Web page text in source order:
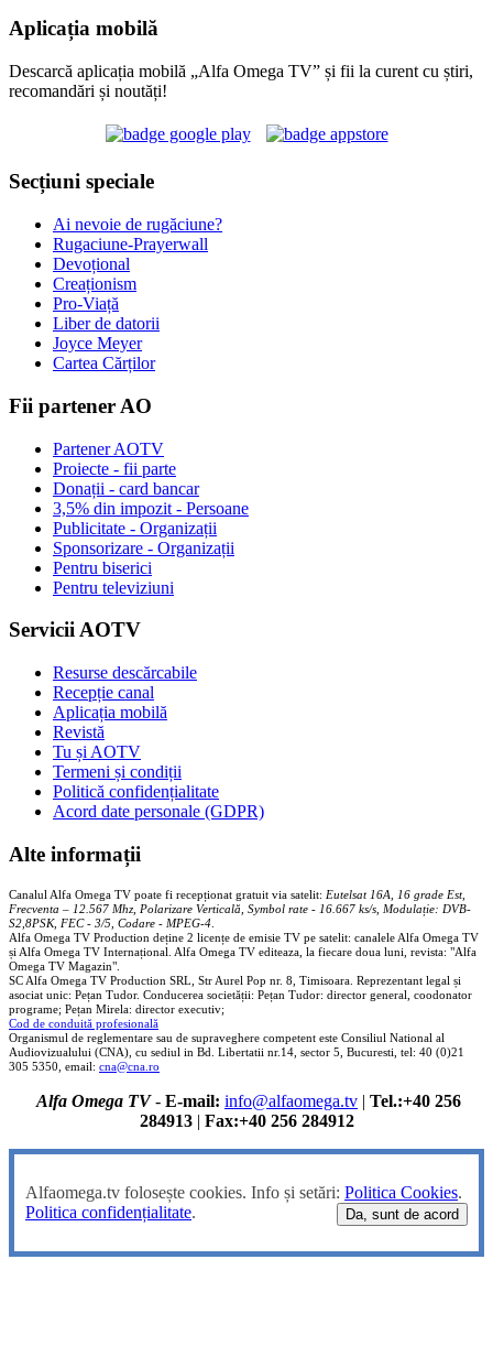
Aplicația mobilă
Descarcă aplicația mobilă „Alfa Omega TV” și fii la curent cu știri,
recomandări și noutăți!
Secțiuni speciale
Ai nevoie de rugăciune?
Rugaciune-Prayerwall
Devoțional
Creaționism
Pro-Viață
Liber de datorii
Joyce Meyer
Cartea Cărților
Fii partener AO
Partener AOTV
Proiecte - fii parte
Donații - card bancar
3,5% din impozit - Persoane
Publicitate - Organizații
Sponsorizare - Organizații
Pentru biserici
Pentru televiziuni
Servicii AOTV
Resurse descărcabile
Recepție canal
Aplicația mobilă
Revistă
Tu și AOTV
Termeni și condiții
Politică confidențialitate
Acord date personale (GDPR)
Alte informații
Canalul Alfa Omega TV poate fi recepționat gratuit via satelit: Eutelsat 16A, 16 grade Est,
Frecventa – 12.567 Mhz, Polarizare Verticală, Symbol rate - 16.667 ks/s, Modulație: DVB-
S2,8PSK, FEC - 3/5, Codare - MPEG-4
Alfa Omega TV Production deține 2 licențe de emisie TV pe satelit: canalele Alfa Omega TV
și Alfa Omega TV Internațional. Alfa Omega TV editeaza, la fiecare doua luni, revista: "Alfa
Omega TV Magazin".
SC Alfa Omega TV Production SRL, Str Aurel Pop nr. 8, Timisoara. Reprezentant legal și
asociat unic: Pețan Tudor. Conducerea societății: Pețan Tudor: director general, coodonator
programe; Pețan Mirela: director executiv;
Cod de conduită profesională
Organismul de reglementare sau de supraveghere competent este Consiliul National al
Audiovizualului (CNA), cu sediul in Bd. Libertatii nr.14, sector 5, Bucuresti, tel: 40 (0)21
305 5350, email: cna@cna.ro
Alfa Omega TV- E-mail: info@alfaomega.tv | Tel.:+40 256
284913| Fax:+40 256 284912
Alfaomega.tv folosește cookies. Info și setări: Politica Cookies.
Politica confidențialitate. Da, sunt de acord